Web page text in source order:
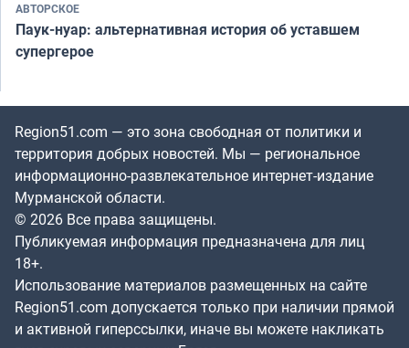
АВТОРСКОЕ
Паук-нуар: альтернативная история об уставшем
супергерое
Region51.com — это зона свободная от политики и
территория добрых новостей. Мы — региональное
информационно-развлекательное интернет-издание
Мурманской области.
© 2026 Все права защищены.
Публикуемая информация предназначена для лиц
18+.
Использование материалов размещенных на сайте
Region51.com допускается только при наличии прямой
и активной гиперссылки, иначе вы можете накликать